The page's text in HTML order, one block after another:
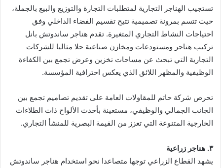
تستجيب الهناجر التجارية لمتطلبات التجارة والتوزيع والبيع بالجملة،
حيث تتسم بمرونة تصميمية تتيح تقسيم الفضاء الداخلي وفق
احتياجات النشاط التجاري المتغيرة. تقدم هناجر ساندوتش بانل
تركيب هناجر ومستودعات ومخازن صناعية حلا مثاليا للشركات
التجارية التي تبحث عن مساحات تخزين وعرض تجمع بين الكفاءة
الوظيفية والمظهر اللائق الذي يعكس احترافية المؤسسة.
تحرص شركة حاتم للمقاولات العامة على تقديم تصاميم تجمع بين
الجانب الجمالي والوظيفي، مستعينة بأحدث الألواح ذات الطلاءات
الخارجية المتنوعة التي تعزز من القيمة البصرية للمنشأ التجاري.
٣. هناجر زراعية
يشهد القطاع الزراعي توجها متصاعدا نحو استخدام هناجر ساندوتش